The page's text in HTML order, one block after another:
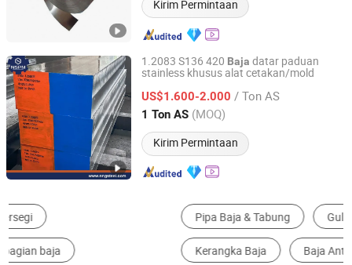
Kirim Permintaan
1.2083 S136 420 Baja datar paduan
stainless khusus alat cetakan/mold
US$1.600-2.000 / Ton AS
1 Ton AS (MOQ)
Kirim Permintaan
Ningbo Ningshing Precision Machinery Group Co., Ltd.
Zhejiang, China Harga mulai 2021
Pipa Baja & Tabung Gulungan & Strip Baja
Kerangka Baja Baja Anti Karat